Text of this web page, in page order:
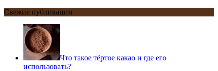
Свежие публикации
Что такое тёртое какао и где его
использовать?